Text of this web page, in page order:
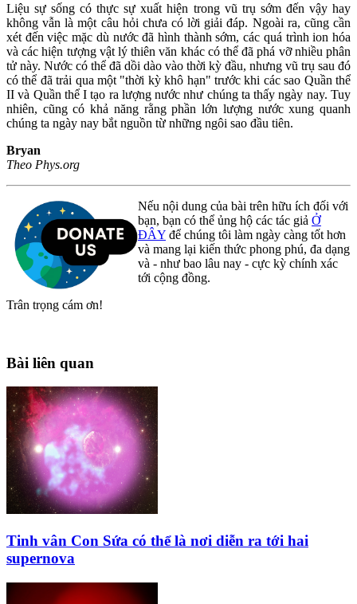
Liệu sự sống có thực sự xuất hiện trong vũ trụ sớm đến vậy hay
không vẫn là một câu hỏi chưa có lời giải đáp. Ngoài ra, cũng cần
xét đến việc mặc dù nước đã hình thành sớm, các quá trình ion hóa
và các hiện tượng vật lý thiên văn khác có thể đã phá vỡ nhiều phân
tử này. Nước có thể đã dồi dào vào thời kỳ đầu, nhưng vũ trụ sau đó
có thể đã trải qua một "thời kỳ khô hạn" trước khi các sao Quần thể
II và Quần thể I tạo ra lượng nước như chúng ta thấy ngày nay. Tuy
nhiên, cũng có khả năng rằng phần lớn lượng nước xung quanh
chúng ta ngày nay bắt nguồn từ những ngôi sao đầu tiên.
Bryan
Theo Phys.org
Nếu nội dung của bài trên hữu ích đối với
bạn, bạn có thể ủng hộ các tác giả Ở
ĐÂY để chúng tôi làm ngày càng tốt hơn
và mang lại kiến thức phong phú, đa dạng
và - như bao lâu nay - cực kỳ chính xác
tới cộng đồng.
Trân trọng cám ơn!
Bài liên quan
Tinh vân Con Sứa có thể là nơi diễn ra tới hai
supernova